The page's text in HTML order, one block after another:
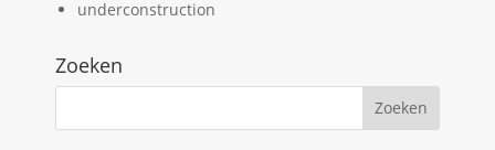
underconstruction
Zoeken